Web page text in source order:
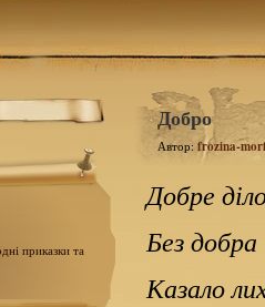
приказки та
Добро
Автор: frozina-
Добре
Без
Казало